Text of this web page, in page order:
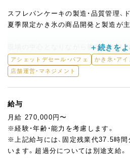
スフレパンケーキの製造・品質管理、
夏季限定かき氷の商品開発と製造が主
現場の中心となりながら後輩への技
な関与を期待しています。
「作る」だけでなく「企画する・発信す
部です。
グローバルな経験を積みたい方にも
商品開発、企画広告、仕入れ先の交渉
で、あなたの得意なことを活かし、繁
アシェットデセール・パフェ かき氷・アイ
店舗運営・マネジメント
給与
月給 270,000円〜
※経験・年齢・能力を考慮します。
※上記給与には、固定残業代37.5時間
います。超過分については別途支給。